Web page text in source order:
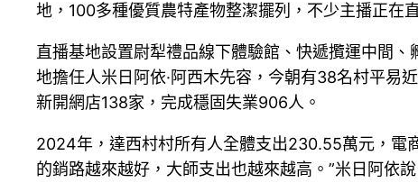
地，100多種優質農特產物整潔擺列，不少主播正在
直播基地設置尉犁禮品線下體驗館、快遞攬運中間
地擔任人米日阿依·阿西木先容，今朝有38名村平易
新開網店138家，完成穩固失業906人。
2024年，達西村村所有人全體支出230.55萬元，電
的銷路越來越好，大師支出也越來越高。”米日阿依說